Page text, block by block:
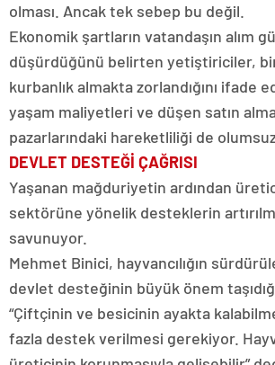
olması. Ancak tek sebep bu değil.
Ekonomik şartların vatandaşın alım
düşürdüğünü belirten yetiştiriciler,
kurbanlık almakta zorlandığını ifade
yaşam maliyetleri ve düşen satın
pazarlarındaki hareketliliği de
DEVLET DESTEĞİ ÇAĞRISI
Yaşanan mağduriyetin ardından
sektörüne yönelik desteklerin
savunuyor.
Mehmet Binici, hayvancılığın
devlet desteğinin büyük önem
“Çiftçinin ve besicinin ayakta
fazla destek verilmesi gerekiyor.